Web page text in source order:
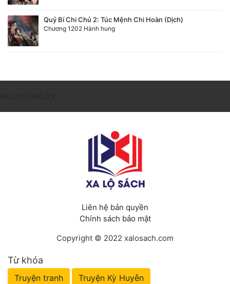
Quỷ Bí Chi Chủ 2: Túc Mệnh Chi Hoàn (Dịch)
Chương 1202 Hành hung
Liên hệ bản quyền
Chính sách bảo mật
Copyright © 2022 xalosach.com
Từ khóa
Truyện tranh Truyện Kỳ Huyễn